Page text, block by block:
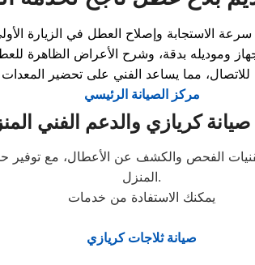
الاستجابة وإصلاح العطل في الزيارة
وموديله بدقة، وشرح الأعراض الظاهرة
مركز الصيانة الرئيسي
كريازي والدعم الفني
الفحص والكشف عن الأعطال، مع توفير
المنزل.
يمكنك الاستفادة من خدمات
صيانة ثلاجات كريازي